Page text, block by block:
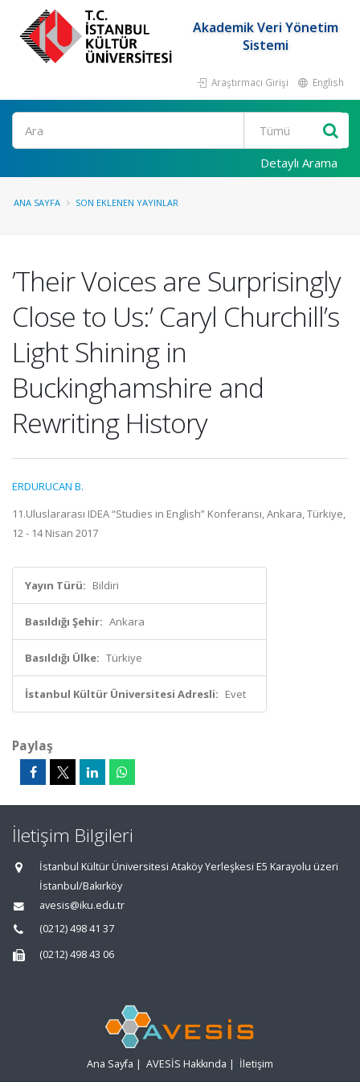
Akademik Veri Yönetim
Sistemi
Araştırmacı Girişi English
Ara
Detaylı Arama
ANA SAYFA SON EKLENEN YAYINLAR
’Their Voices are Surprisingly
Close to Us:’ Caryl Churchill’s
Light Shining in
Buckinghamshire and
Rewriting History
ERDURUCAN B.
11.Uluslararası IDEA “Studies in English” Konferansı, Ankara, Türkiye,
12 - 14 Nisan 2017
Yayın Türü: Bildiri
Basıldığı Şehir: Ankara
Basıldığı Ülke: Türkiye
İstanbul Kültür Üniversitesi Adresli: Evet
Paylaş
İletişim Bilgileri
İstanbul Kültür Üniversitesi Ataköy Yerleşkesi E5 Karayolu üzeri
İstanbul/Bakırköy
avesis@iku.edu.tr
(0212) 498 41 37
(0212) 498 43 06
Ana Sayfa | AVESİS Hakkında | İletişim